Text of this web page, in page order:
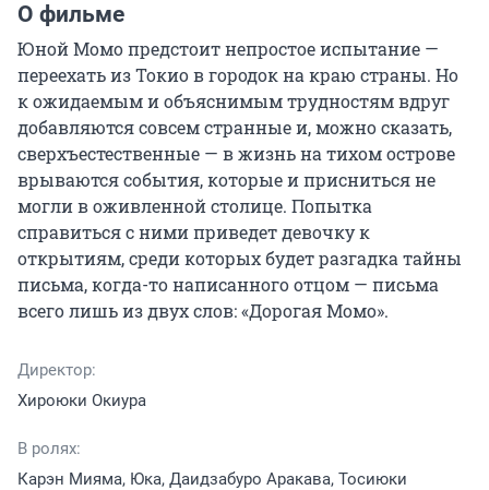
О фильме
Юной Момо предстоит непростое испытание —
переехать из Токио в городок на краю страны. Но
к ожидаемым и объяснимым трудностям вдруг
добавляются совсем странные и, можно сказать,
сверхъестественные — в жизнь на тихом острове
врываются события, которые и присниться не
могли в оживленной столице. Попытка
справиться с ними приведет девочку к
открытиям, среди которых будет разгадка тайны
письма, когда-то написанного отцом — письма
всего лишь из двух слов: «Дорогая Момо».
Директор:
Хироюки Окиура
В ролях:
Карэн Мияма, Юка, Даидзабуро Аракава, Тосиюки